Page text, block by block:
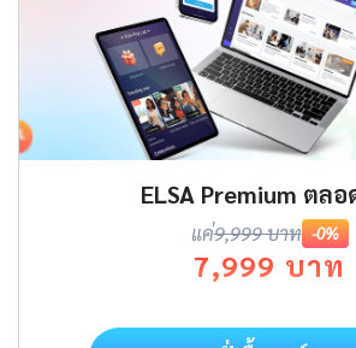
ELSA Premium ตล
แค่9,999 บาท -0%
7,999 บาท